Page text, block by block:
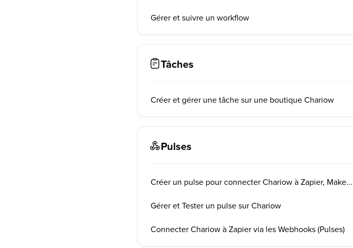
Gérer et suivre un workflow
Tâches
Créer et gérer une tâche sur une boutique Chariow
Pulses
Créer un pulse pour connecter Chariow à Zapier, Make...
Gérer et Tester un pulse sur Chariow
Connecter Chariow à Zapier via les Webhooks (Pulses)